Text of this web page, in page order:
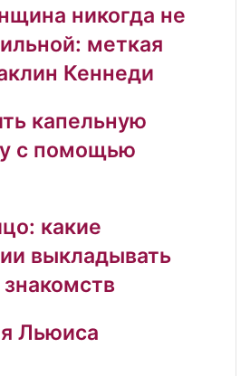
никогда не
меткая
Кеннеди
капельную
с помощью
какие
выкладывать
знакомств
Льюиса